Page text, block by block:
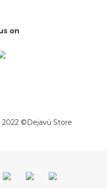
on
2022 ©Dejavü Store